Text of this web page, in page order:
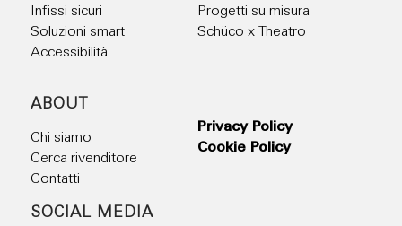
Infissi sicuri
Progetti su misura
Soluzioni smart
Schüco x Theatro
Accessibilità
ABOUT
Chi siamo
Cerca rivenditore
Contatti
SOCIAL MEDIA
Privacy Policy
Cookie Policy
Cerchi un serramentista per i tuoi nuovi infissi?